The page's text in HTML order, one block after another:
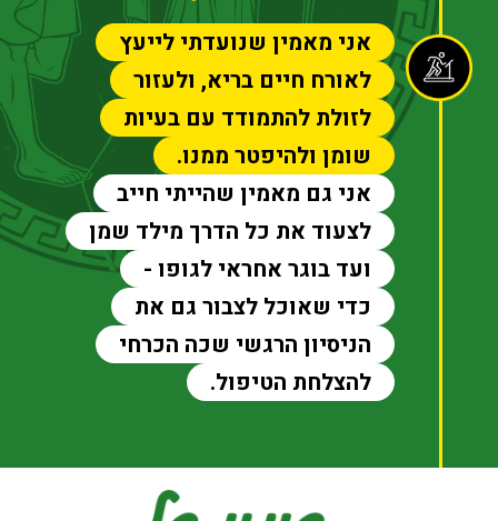
אני מאמין שנועדתי לייעץ
לאורח חיים בריא, ולעזור
לזולת להתמודד עם בעיות
שומן ולהיפטר ממנו.
אני גם מאמין שהייתי חייב
לצעוד את כל הדרך מילד שמן
ועד בוגר אחראי לגופו -
כדי שאוכל לצבור גם את
הניסיון הרגשי שכה הכרחי
להצלחת הטיפול.